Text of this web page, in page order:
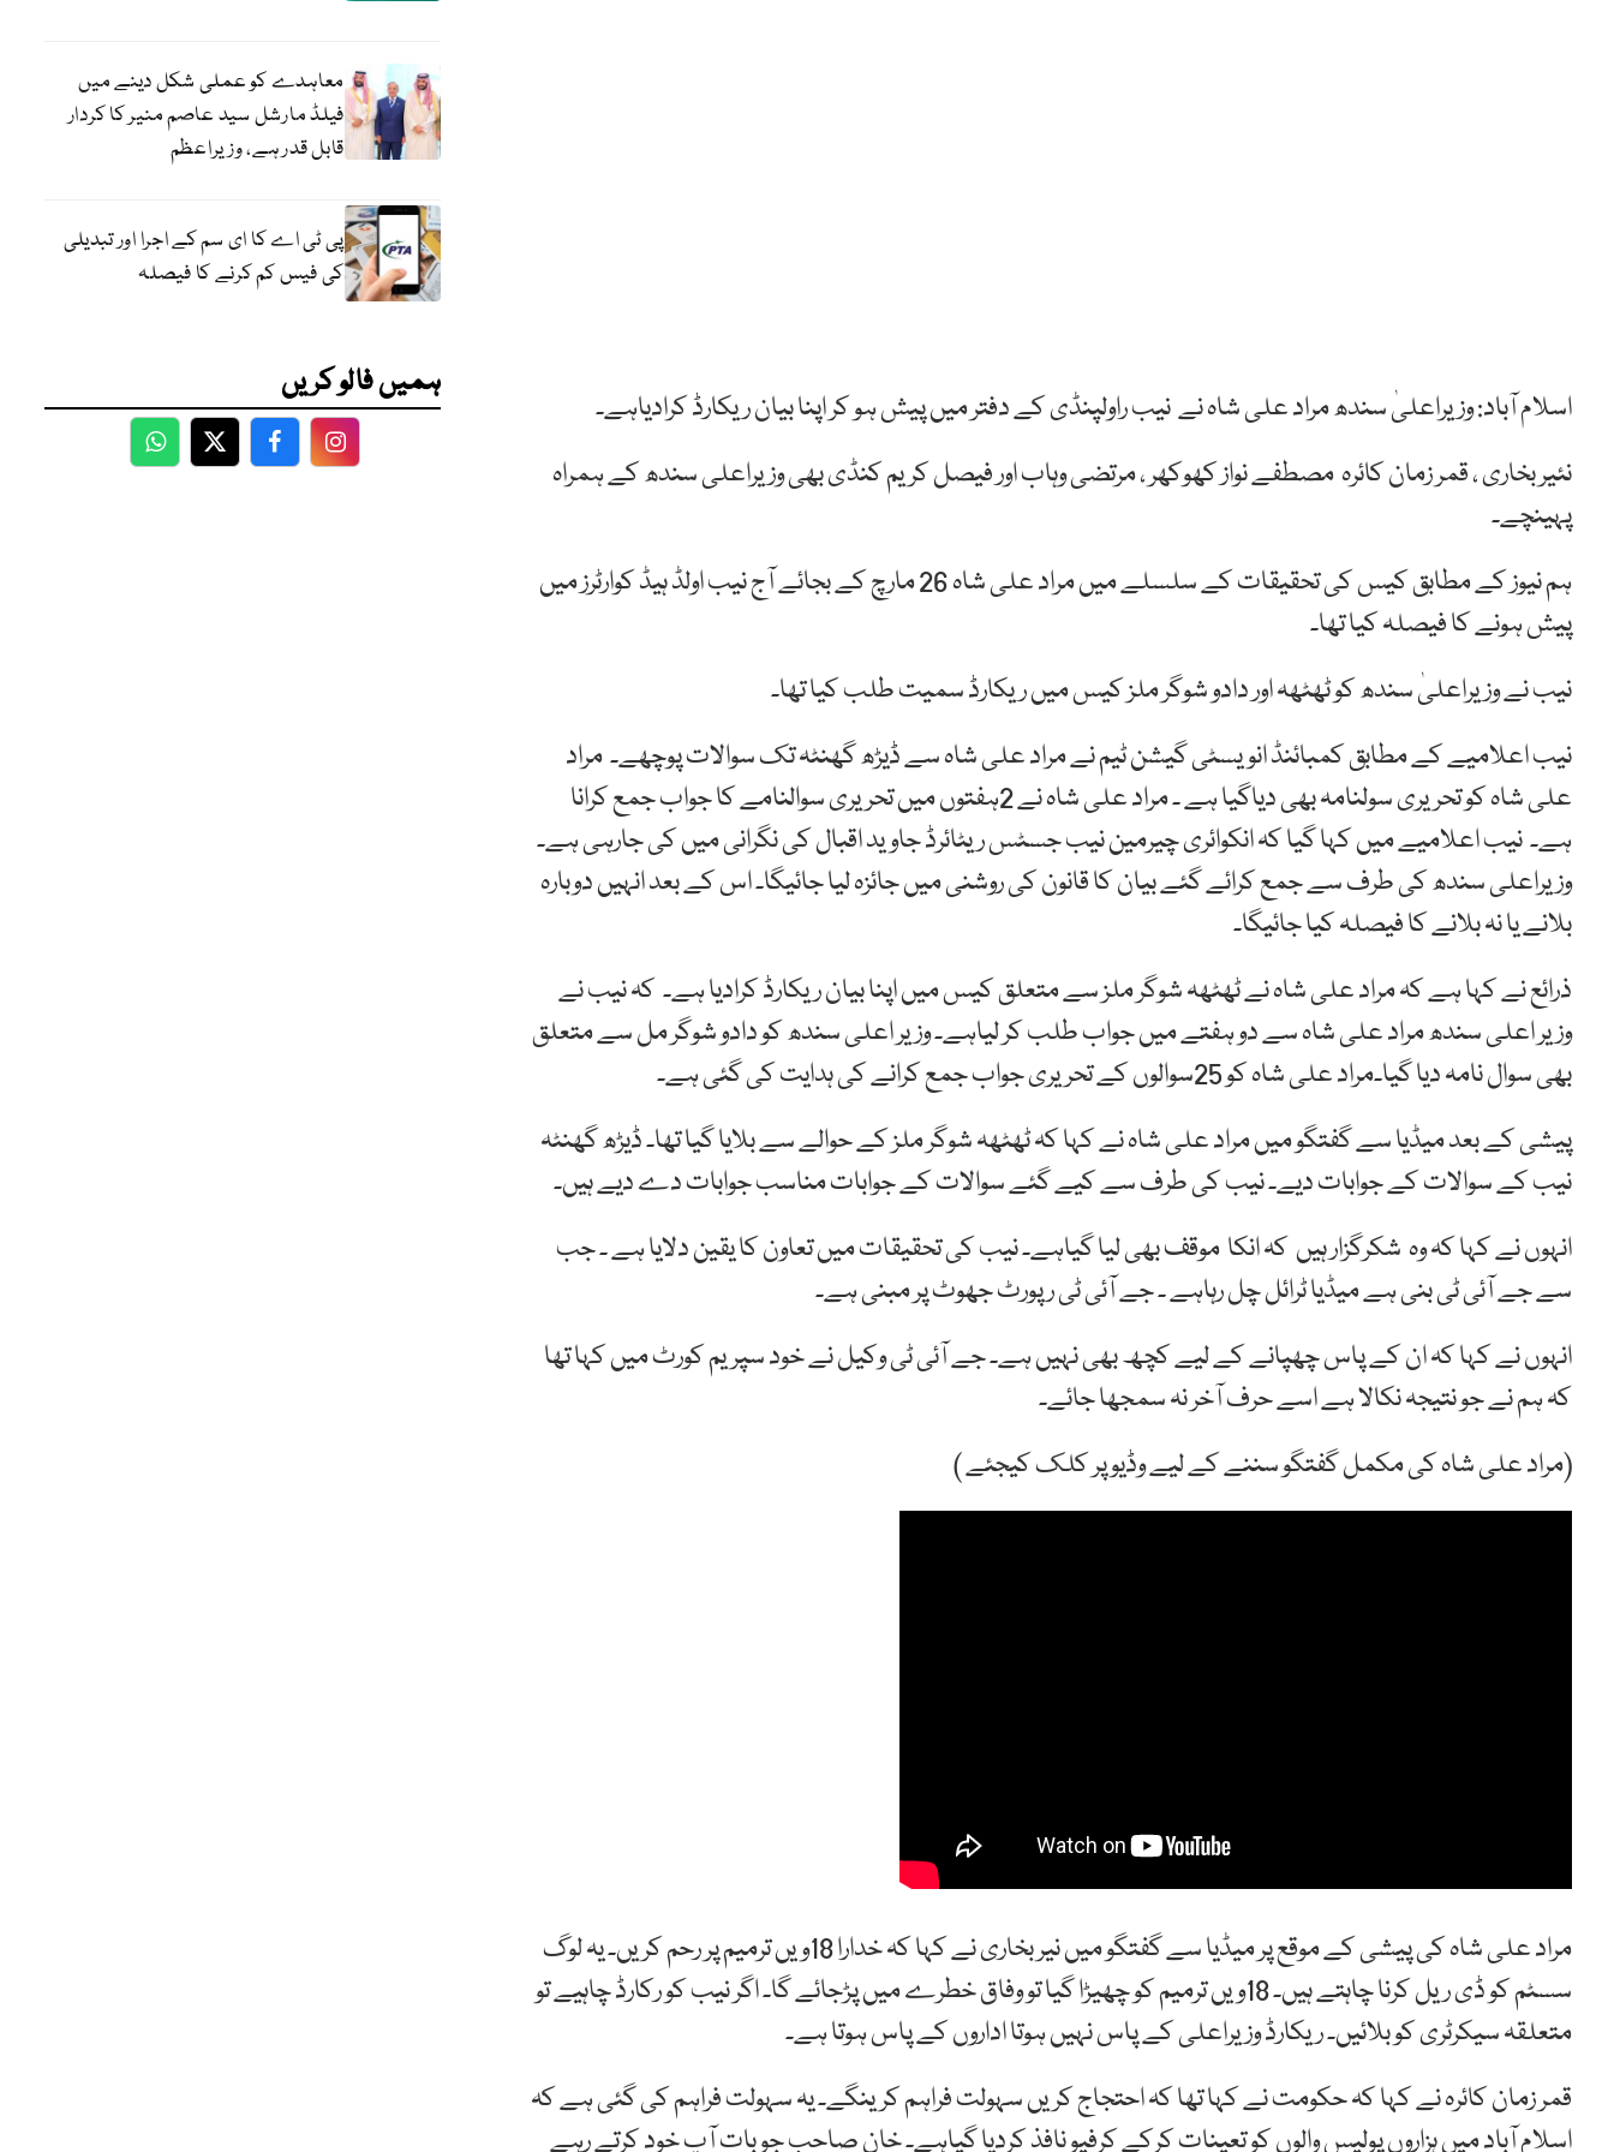
اسلام آباد: وزیراعلیٰ سندھ مراد علی شاہ نے نیب راولپنڈی کے دفتر میں پیش ہو کر اپنا بیان ریکارڈ کرادیاہے۔
نئیر بخاری ، قمر زمان کائرہ مصطفے نواز کھوکھر ، مرتضی وہاب اور فیصل کریم کنڈی بھی وزیراعلی سندھ کے ہمراہ
پہینچے۔
ہم نیوز کے مطابق کیس کی تحقیقات کے سلسلے میں مراد علی شاہ 26 مارچ کے بجائے آج نیب اولڈ ہیڈ کوارٹرز میں
پیش ہونے کا فیصلہ کیا تھا۔
نیب نے وزیراعلیٰ سندھ کو ٹھٹھہ اور دادو شوگر ملز کیس میں ریکارڈ سمیت طلب کیا تھا۔
نیب اعلامیے کے مطابق کمبائنڈ انویسٹی گیشن ٹیم نے مراد علی شاہ سے ڈیڑھ گھنٹہ تک سوالات پوچھے۔ مراد
علی شاہ کو تحریری سولنامہ بھی دیاگیا ہے ۔ مراد علی شاہ نے 2ہفتوں میں تحریری سوالنامے کا جواب جمع کرانا
ہے۔ نیب اعلامیے میں کہا گیا کہ انکوائری چیرمین نیب جسٹس ریٹائرڈ جاوید اقبال کی نگرانی میں کی جارہی ہے۔
وزیراعلی سندھ کی طرف سے جمع کرائے گئے بیان کا قانون کی روشنی میں جائزہ لیا جائیگا۔ اس کے بعد انہیں دوبارہ
بلانے یا نہ بلانے کا فیصلہ کیا جائیگا۔
ذرائع نے کہا ہے کہ مراد علی شاہ نے ٹھٹھہ شوگر ملز سے متعلق کیس میں اپنا بیان ریکارڈ کرادیا ہے۔ کہ نیب نے
وزیر اعلی سندھ مراد علی شاہ سے دو ہفتے میں جواب طلب کر لیاہے۔ وزیر اعلی سندھ کو دادو شوگر مل سے متعلق
بھی سوال نامہ دیا گیا۔مراد علی شاہ کو 25سوالوں کے تحریری جواب جمع کرانے کی ہدایت کی گئی ہے۔
پیشی کے بعد میڈیا سے گفتگو میں مراد علی شاہ نے کہا کہ ٹھٹھہ شوگر ملز کے حوالے سے بلایا گیا تھا۔ ڈیڑھ گھنٹہ
نیب کے سوالات کے جوابات دیے۔ نیب کی طرف سے کیے گئے سوالات کے جوابات مناسب جوابات دے دیے ہیں۔
انہوں نے کہا کہ وہ شکرگزار ہیں کہ انکا موقف بھی لیا گیاہے۔ نیب کی تحقیقات میں تعاون کا یقین دلایا ہے ۔ جب
سے جے آئی ٹی بنی ہے میڈیا ٹرائل چل رہاہے ۔ جے آئی ٹی رپورٹ جھوٹ پر مبنی ہے۔
انہوں نے کہا کہ ان کے پاس چھپانے کے لیے کچھ بھی نہیں ہے۔ جے آئی ٹی وکیل نے خود سپریم کورٹ میں کہا تھا
کہ ہم نے جو نتیجہ نکالا ہے اسے حرف آخر نہ سمجھا جائے۔
(مراد علی شاہ کی مکمل گفتگو سننے کے لیے وڈیوپر کلک کیجئے )
مراد علی شاہ کی پیشی کے موقع پر میڈیا سے گفتگو میں نیر بخاری نے کہا کہ خدارا 18ویں ترمیم پر رحم کریں۔ یہ لوگ
سسٹم کو ڈی ریل کرنا چاہتے ہیں۔ 18ویں ترمیم کو چھیڑا گیا تو وفاق خطرے میں پڑجائے گا۔ اگر نیب کو رکارڈ چاہیے تو
متعلقہ سیکرٹری کو بلائیں۔ ریکارڈ وزیراعلی کے پاس نہیں ہوتا اداروں کے پاس ہوتا ہے۔
قمر زمان کائرہ نے کہا کہ حکومت نے کہا تھا کہ احتجاج کریں سہولت فراہم کرینگے۔ یہ سہولت فراہم کی گئی ہے کہ
اسلام آباد میں ہزاروں پولیس والوں کو تعینات کرکے کرفیو نافذ کردیا گیاہے۔ خان صاحب جو بات آپ خود کرتے رہے
معاہدے کو عملی شکل دینے میں
فیلڈ مارشل سید عاصم منیر کا کردار
قابل قدر ہے، وزیراعظم
پی ٹی اے کا ای سم کے اجرا اور تبدیلی
کی فیس کم کرنے کا فیصلہ
ہمیں فالو کریں
WhatsApp
TwitterFacebookFacebook